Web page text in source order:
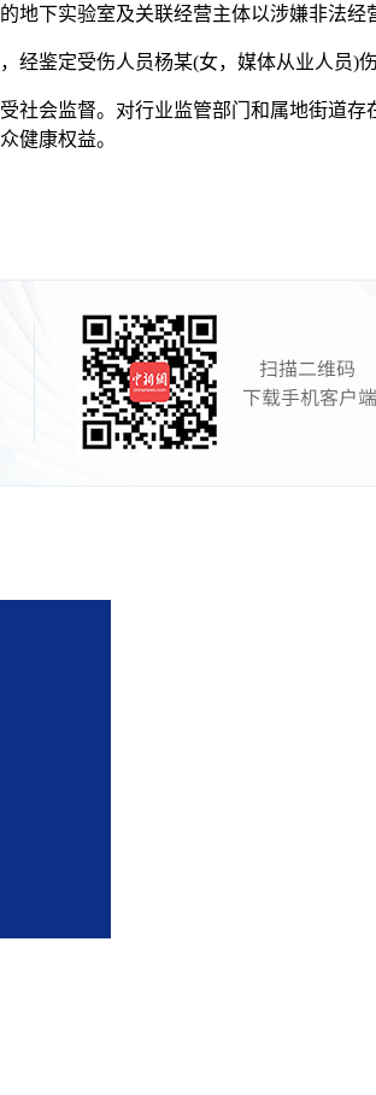
下实验室及关联经营主体以涉嫌非法
定受伤人员杨某(女，媒体从业人员)
会监督。对行业监管部门和属地街道存
健康权益。